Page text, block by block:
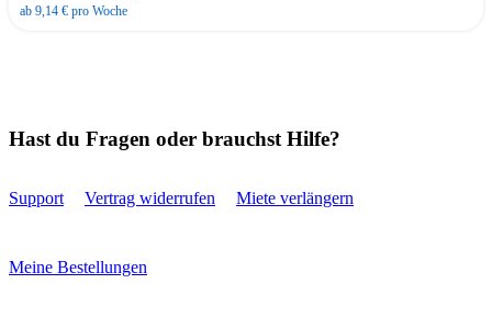
ab 9,14 € pro Woche
Hast du Fragen oder brauchst Hilfe?
Support Vertrag widerrufen Miete verlängern
Meine Bestellungen